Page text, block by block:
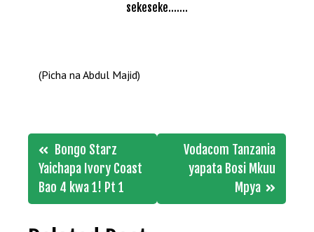
sekeseke.......
(Picha na Abdul Majid)
Post
navigation
Bongo Starz
Yaichapa Ivory Coast
Bao 4 kwa 1! Pt 1
Vodacom Tanzania
yapata Bosi Mkuu
Mpya